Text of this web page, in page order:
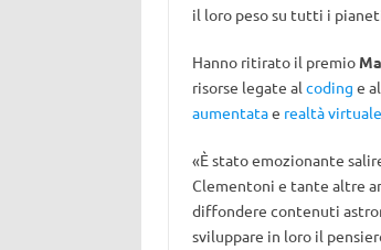
il loro peso su tutti i
Hanno ritirato il premio
risorse legate al coding e
aumentatae realtà virtuale
«È stato emozionante
Clementoni e tante altre
diffondere contenuti
sviluppare in loro il